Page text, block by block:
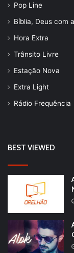
Pop Line
Bíblia, Deus com
Hora Extra
Trânsito Livre
Estação Nova
Extra Light
Rádio Frequência
BEST VIEWED